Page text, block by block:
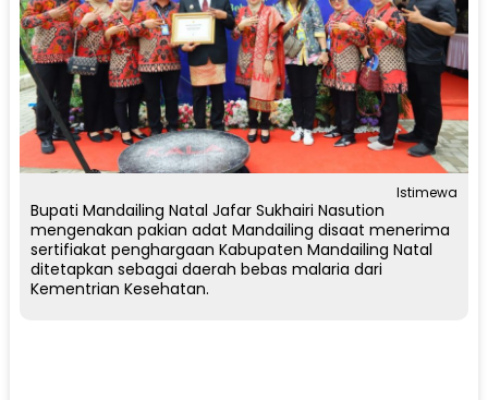
Istimewa
Bupati Mandailing Natal Jafar Sukhairi Nasution
mengenakan pakian adat Mandailing disaat menerima
sertifiakat penghargaan Kabupaten Mandailing Natal
ditetapkan sebagai daerah bebas malaria dari
Kementrian Kesehatan.